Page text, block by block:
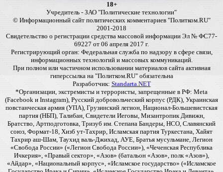
18+
Учредитель - ЗАО "Политические технологии"
© Информационный сайт политических комментариев "Политком.RU"
2001-2018
Свидетельство о регистрации средства массовой информации Эл № ФС77-
69227 от 06 апреля 2017 г.
Регистрирующий орган: Федеральная служба по надзору в сфере связи,
информационных технологий и массовых коммуникаций.
При полном или частичном использовании материалов сайта активная
гиперссылка на "Политком.RU" обязательна
Разработчик: Standarta.NET
*Организации, экстремисты и террористы, запрещенные в РФ: Meta
(Facebook и Instagram), Русский добровольческий корпус (РДК), Украинская
повстанческая армия (УПА), Грузинский легион, Национал-Большевистская
партия (НБП), Талибан, Свидетели Иеговы, Мизантропик Дивижн,
Братство, Артподготовка, Тризуб им. Степана Бандеры, НСО, Славянский
союз, Формат-18, Хизб ут-Тахрир, Исламская партия Туркестана, Хайят
Тахрир аш-Шам, Таухид валь-Джихад, АУЕ, Братья мусульмане, Легион
«Свобода России» («Легион Свобода России»), «Чеченская Республика
Ичкерия», «Правый сектор», «Азов» (батальон «Азов», полк «Азов»),
«Айдар», «Национальный корпус», «Исламское государство» («Исламское